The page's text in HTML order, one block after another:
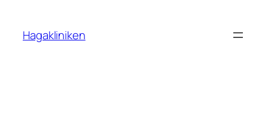
content
Hagakliniken